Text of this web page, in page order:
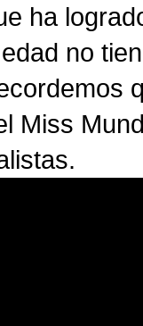
ha
no
Miss